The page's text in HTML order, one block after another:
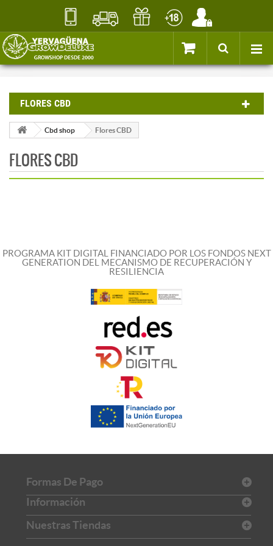
FLORES CBD
Cbd shop Flores CBD
FLORES CBD
PROGRAMA KIT DIGITAL FINANCIADO POR LOS FONDOS NEXT
GENERATION DEL MECANISMO DE RECUPERACIÓN Y
RESILIENCIA
Formas De Pago
Información
Nuestras Tiendas